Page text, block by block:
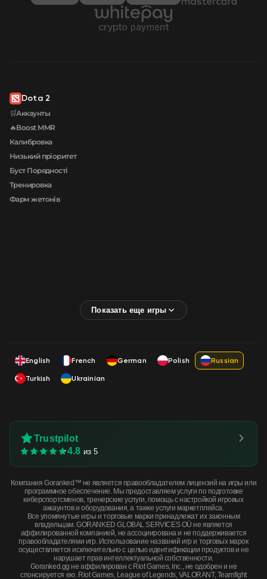
Dota 2
🛒Аккаунты
🔥Boost MMR
Калибровка
Низький пріоритет
Буст Порядності
Тренировка
Фарм жетонів
English French German Polish
Russian
Turkish
Ukrainian
Trustpilot
4.8 из 5
Компания Goranked™ не является правообладателем лицензий на игры или
программное обеспечение. Мы предоставляем услуги по подготовке
киберспортсменов, тренерские услуги, помощь с настройкой игровых
аккаунтов и оборудования, а также услуги маркетплейса.
Все упомянутые игры и торговые марки принадлежат их законным
владельцам. GORANKED GLOBAL SERVICES OÜ не является
аффилированной компанией, не ассоциирована и не поддерживается
правообладателями игр. Использование названий игр и торговых марок
осуществляется исключительно с целью идентификации продуктов и не
нарушает прав интеллектуальной собственности.
Goranked.gg не аффилирован с Riot Games, Inc., не одобрен и не
спонсируется ею. Riot Games, League of Legends, VALORANT, Teamfight